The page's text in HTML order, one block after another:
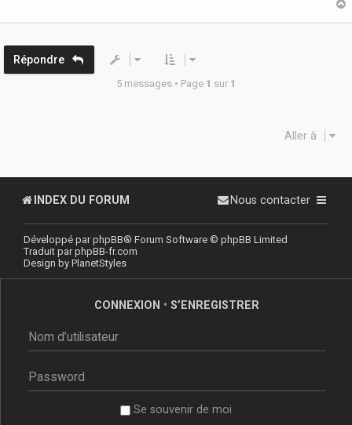
Répondre
5 messages • Page 1 sur 1
Aller à
INDEX DU FORUM Nous contacter
Développé parphpBB® Forum Software © phpBB Limited
Traduit parphpBB-fr.com
Design by PlanetStyles
CONNEXION • S’ENREGISTRER
Se souvenir de moi